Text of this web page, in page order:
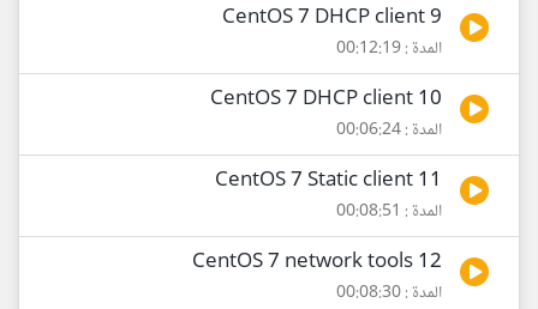
9 CentOS 7 DHCP client
المدة : 00:12:19
10 CentOS 7 DHCP client
المدة : 00:06:24
11 CentOS 7 Static client
المدة : 00:08:51
12 CentOS 7 network tools
المدة : 00:08:30